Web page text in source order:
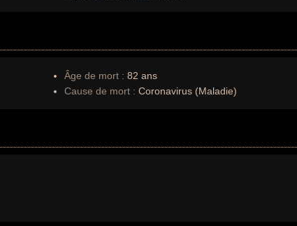
Âge de mort : 82 ans
Cause de mort : Coronavirus (Maladie)